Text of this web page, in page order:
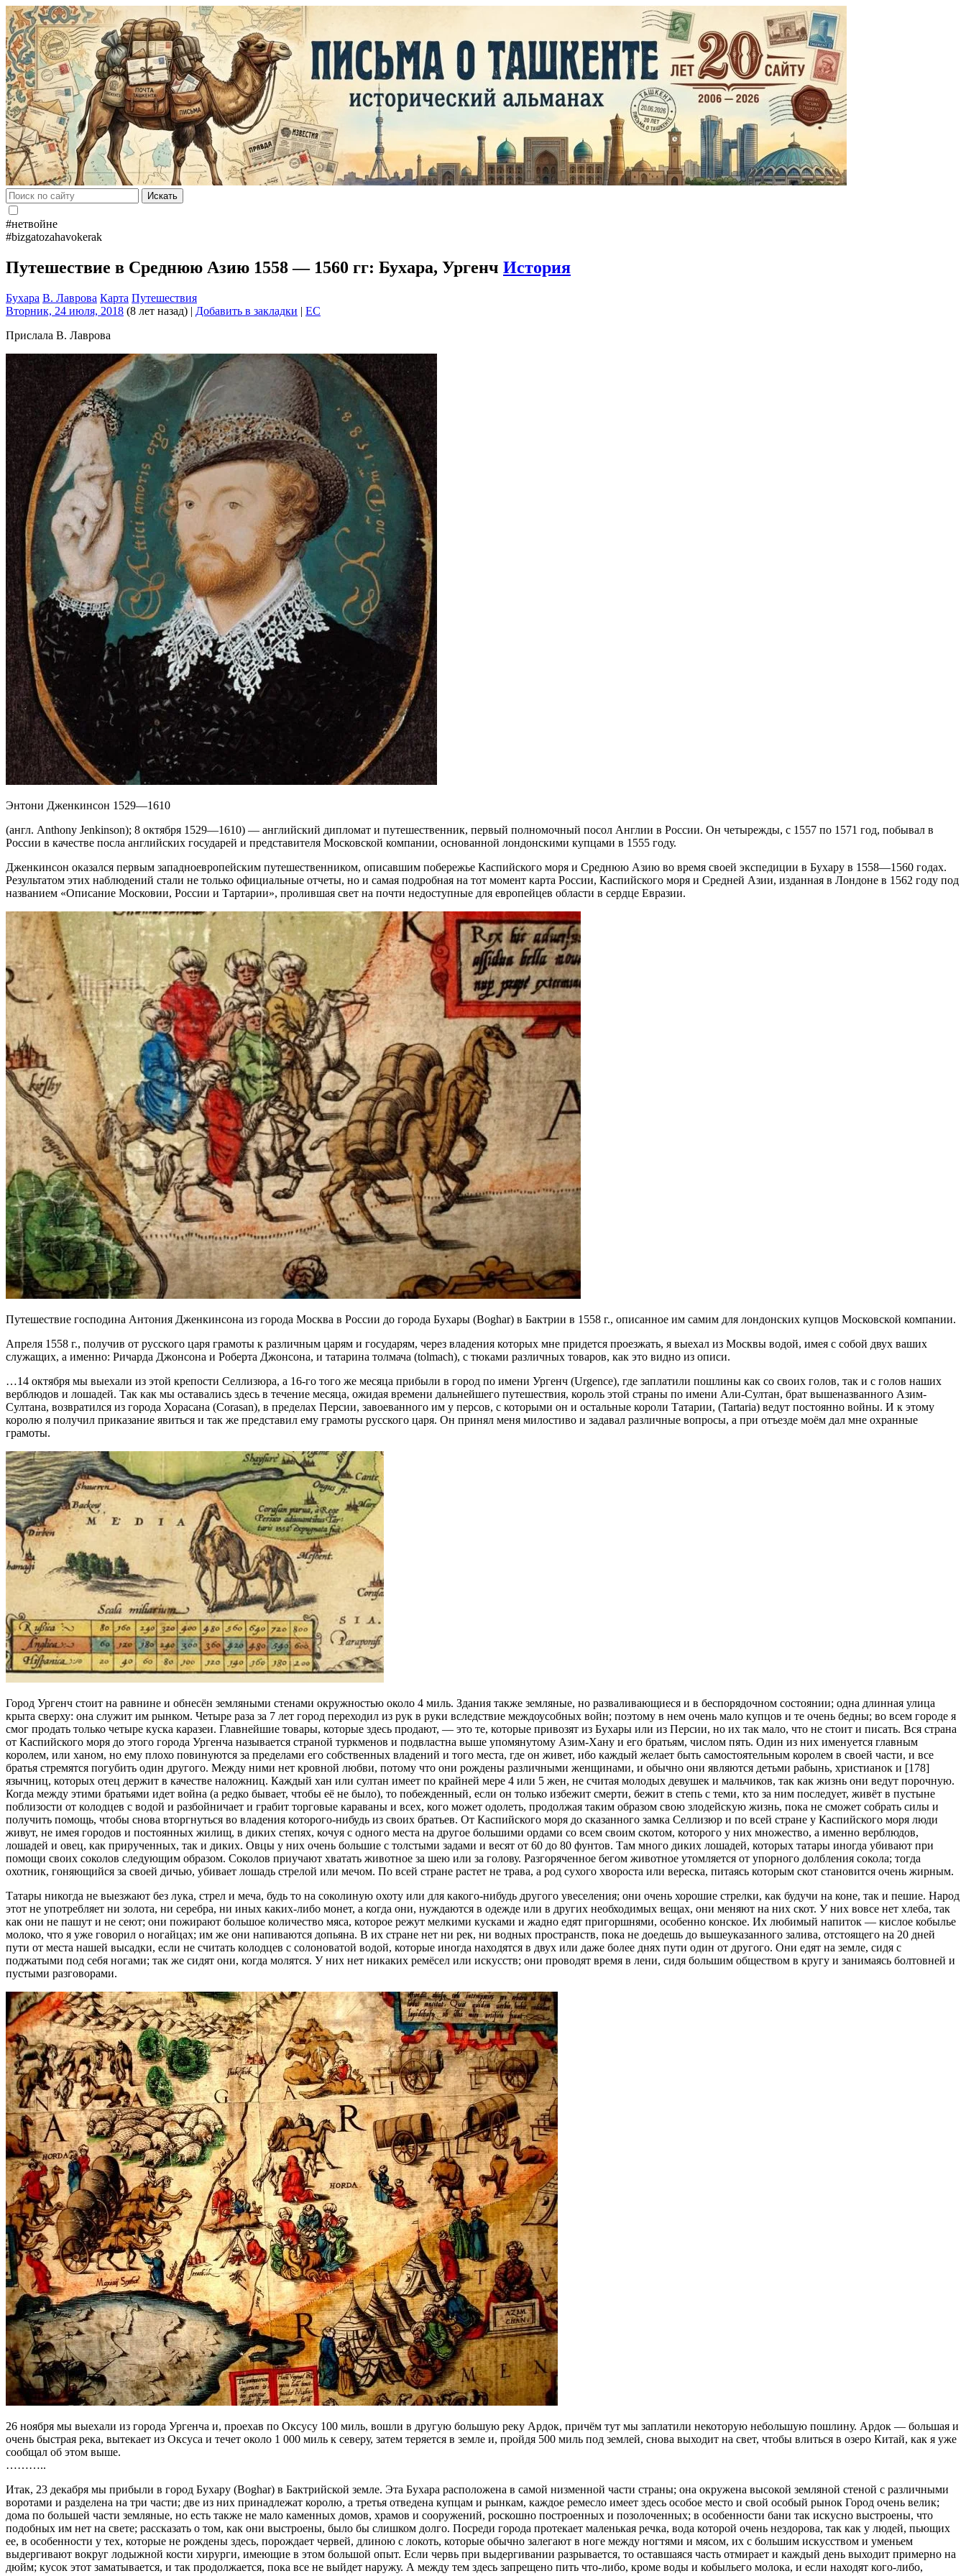
Искать
#нетвойне
#bizgatozahavokerak
Путешествие в Среднюю Азию 1558 — 1560 гг: Бухара, Ургенч История
Бухара В. Лаврова Карта Путешествия
Вторник, 24 июля, 2018 (8 лет назад) | Добавить в закладки | EC
Прислала В. Лаврова
Энтони Дженкинсон 1529—1610
(англ. Anthony Jenkinson); 8 октября 1529—1610) — английский дипломат и путешественник, первый полномочный посол Англии в России. Он четырежды, с 1557 по 1571 год, побывал в
России в качестве посла английских государей и представителя Московской компании, основанной лондонскими купцами в 1555 году.
Дженкинсон оказался первым западноевропейским путешественником, описавшим побережье Каспийского моря и Среднюю Азию во время своей экспедиции в Бухару в 1558—1560 годах.
Результатом этих наблюдений стали не только официальные отчеты, но и самая подробная на тот момент карта России, Каспийского моря и Средней Азии, изданная в Лондоне в 1562 году под
названием «Описание Московии, России и Тартарии», пролившая свет на почти недоступные для европейцев области в сердце Евразии.
Путешествие господина Антония Дженкинсона из города Москва в России до города Бухары (Boghar) в Бактрии в 1558 г., описанное им самим для лондонских купцов Московской компании.
Апреля 1558 г., получив от русского царя грамоты к различным царям и государям, через владения которых мне придется проезжать, я выехал из Москвы водой, имея с собой двух ваших
служащих, а именно: Ричарда Джонсона и Роберта Джонсона, и татарина толмача (tolmach), с тюками различных товаров, как это видно из описи.
…14 октября мы выехали из этой крепости Селлизюра, а 16-го того же месяца прибыли в город по имени Ургенч (Urgence), где заплатили пошлины как со своих голов, так и с голов наших
верблюдов и лошадей. Так как мы оставались здесь в течение месяца, ожидая времени дальнейшего путешествия, король этой страны по имени Али-Султан, брат вышеназванного Азим-
Султана, возвратился из города Хорасана (Corasan), в пределах Персии, завоеванного им у персов, с которыми он и остальные короли Татарии, (Tartaria) ведут постоянно войны. И к этому
королю я получил приказание явиться и так же представил ему грамоты русского царя. Он принял меня милостиво и задавал различные вопросы, а при отъезде моём дал мне охранные
грамоты.
Город Ургенч стоит на равнине и обнесён земляными стенами окружностью около 4 миль. Здания также земляные, но разваливающиеся и в беспорядочном состоянии; одна длинная улица
крыта сверху: она служит им рынком. Четыре раза за 7 лет город переходил из рук в руки вследствие междоусобных войн; поэтому в нем очень мало купцов и те очень бедны; во всем городе я
смог продать только четыре куска каразеи. Главнейшие товары, которые здесь продают, — это те, которые привозят из Бухары или из Персии, но их так мало, что не стоит и писать. Вся страна
от Каспийского моря до этого города Ургенча называется страной туркменов и подвластна выше упомянутому Азим-Хану и его братьям, числом пять. Один из них именуется главным
королем, или ханом, но ему плохо повинуются за пределами его собственных владений и того места, где он живет, ибо каждый желает быть самостоятельным королем в своей части, и все
братья стремятся погубить один другого. Между ними нет кровной любви, потому что они рождены различными женщинами, и обычно они являются детьми рабынь, христианок и [178]
язычниц, которых отец держит в качестве наложниц. Каждый хан или султан имеет по крайней мере 4 или 5 жен, не считая молодых девушек и мальчиков, так как жизнь они ведут порочную.
Когда между этими братьями идет война (а редко бывает, чтобы её не было), то побежденный, если он только избежит смерти, бежит в степь с теми, кто за ним последует, живёт в пустыне
поблизости от колодцев с водой и разбойничает и грабит торговые караваны и всех, кого может одолеть, продолжая таким образом свою злодейскую жизнь, пока не сможет собрать силы и
получить помощь, чтобы снова вторгнуться во владения которого-нибудь из своих братьев. От Каспийского моря до сказанного замка Селлизюр и по всей стране у Каспийского моря люди
живут, не имея городов и постоянных жилищ, в диких степях, кочуя с одного места на другое большими ордами со всем своим скотом, которого у них множество, а именно верблюдов,
лошадей и овец, как прирученных, так и диких. Овцы у них очень большие с толстыми задами и весят от 60 до 80 фунтов. Там много диких лошадей, которых татары иногда убивают при
помощи своих соколов следующим образом. Соколов приучают хватать животное за шею или за голову. Разгоряченное бегом животное утомляется от упорного долбления сокола; тогда
охотник, гоняющийся за своей дичью, убивает лошадь стрелой или мечом. По всей стране растет не трава, а род сухого хвороста или вереска, питаясь которым скот становится очень жирным.
Татары никогда не выезжают без лука, стрел и меча, будь то на соколиную охоту или для какого-нибудь другого увеселения; они очень хорошие стрелки, как будучи на коне, так и пешие. Народ
этот не употребляет ни золота, ни серебра, ни иных каких-либо монет, а когда они, нуждаются в одежде или в других необходимых вещах, они меняют на них скот. У них вовсе нет хлеба, так
как они не пашут и не сеют; они пожирают большое количество мяса, которое режут мелкими кусками и жадно едят пригоршнями, особенно конское. Их любимый напиток — кислое кобылье
молоко, что я уже говорил о ногайцах; им же они напиваются допьяна. В их стране нет ни рек, ни водных пространств, пока не доедешь до вышеуказанного залива, отстоящего на 20 дней
пути от места нашей высадки, если не считать колодцев с солоноватой водой, которые иногда находятся в двух или даже более днях пути один от другого. Они едят на земле, сидя с
поджатыми под себя ногами; так же сидят они, когда молятся. У них нет никаких ремёсел или искусств; они проводят время в лени, сидя большим обществом в кругу и занимаясь болтовней и
пустыми разговорами.
26 ноября мы выехали из города Ургенча и, проехав по Оксусу 100 миль, вошли в другую большую реку Ардок, причём тут мы заплатили некоторую небольшую пошлину. Ардок — большая и
очень быстрая река, вытекает из Оксуса и течет около 1 000 миль к северу, затем теряется в земле и, пройдя 500 миль под землей, снова выходит на свет, чтобы влиться в озеро Китай, как я уже
сообщал об этом выше.
………..
Итак, 23 декабря мы прибыли в город Бухару (Boghar) в Бактрийской земле. Эта Бухара расположена в самой низменной части страны; она окружена высокой земляной стеной с различными
воротами и разделена на три части; две из них принадлежат королю, а третья отведена купцам и рынкам, каждое ремесло имеет здесь особое место и свой особый рынок Город очень велик;
дома по большей части земляные, но есть также не мало каменных домов, храмов и сооружений, роскошно построенных и позолоченных; в особенности бани так искусно выстроены, что
подобных им нет на свете; рассказать о том, как они выстроены, было бы слишком долго. Посреди города протекает маленькая речка, вода которой очень нездорова, так как у людей, пьющих
ее, в особенности у тех, которые не рождены здесь, порождает червей, длиною с локоть, которые обычно залегают в ноге между ногтями и мясом, их с большим искусством и уменьем
выдергивают вокруг лодыжной кости хирурги, имеющие в этом большой опыт. Если червь при выдергивании разрывается, то оставшаяся часть отмирает и каждый день выходит примерно на
дюйм; кусок этот заматывается, и так продолжается, пока все не выйдет наружу. А между тем здесь запрещено пить что-либо, кроме воды и кобыльегo молока, и если находят кого-либо,